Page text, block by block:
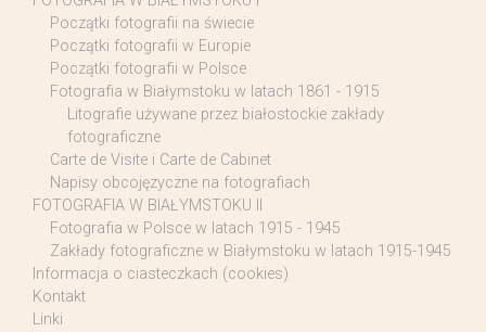
Początki fotografii na świecie
Początki fotografii w Europie
Początki fotografii w Polsce
Fotografia w Białymstoku w latach 1861 - 1915
Litografie używane przez białostockie zakłady
fotograficzne
Carte de Visite i Carte de Cabinet
Napisy obcojęzyczne na fotografiach
FOTOGRAFIA W BIAŁYMSTOKU II
Fotografia w Polsce w latach 1915 - 1945
Zakłady fotograficzne w Białymstoku w latach 1915-1945
Informacja o ciasteczkach (cookies)
Kontakt
Linki